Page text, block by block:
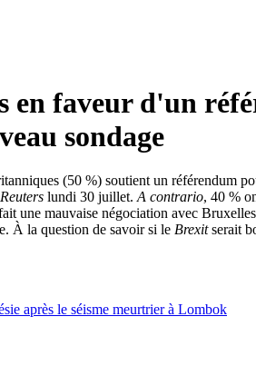
faveur d'un
sondage
(50 %) soutient un référendum
Reuters lundi 30 juillet. A contrario, 40 %
une mauvaise négociation avec
À la question de savoir si le Brexitserait
après le séisme meurtrier à Lombok